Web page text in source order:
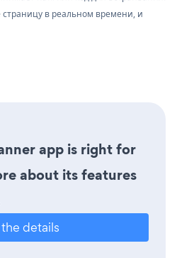
страницу в реальном времени, и
app is right for
about its features
details